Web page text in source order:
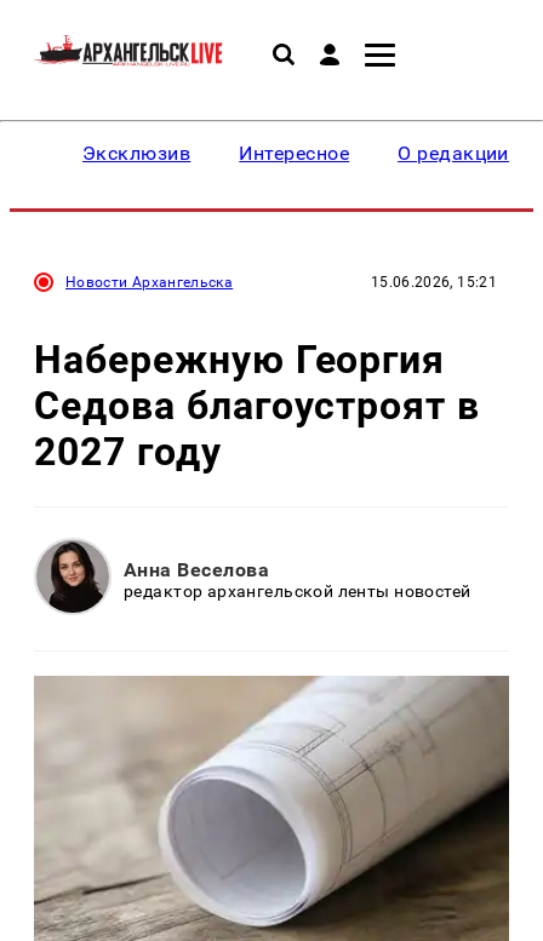
Эксклюзив Интересное О редакции
Новости Архангельска 15.06.2026, 15:21
Набережную Георгия
Седова благоустроят в
2027 году
Анна Веселова
редактор архангельской ленты новостей